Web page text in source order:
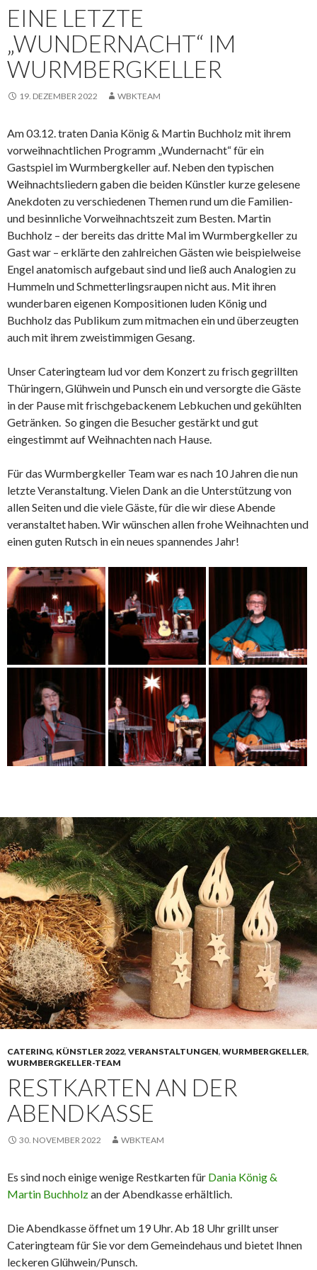
EINE LETZTE
„WUNDERNACHT“ IM
WURMBERGKELLER
19. DEZEMBER 2022 WBKTEAM
Am 03.12. traten Dania König & Martin Buchholz mit ihrem
vorweihnachtlichen Programm „Wundernacht“ für ein
Gastspiel im Wurmbergkeller auf. Neben den typischen
Weihnachtsliedern gaben die beiden Künstler kurze gelesene
Anekdoten zu verschiedenen Themen rund um die Familien-
und besinnliche Vorweihnachtszeit zum Besten. Martin
Buchholz – der bereits das dritte Mal im Wurmbergkeller zu
Gast war – erklärte den zahlreichen Gästen wie beispielweise
Engel anatomisch aufgebaut sind und ließ auch Analogien zu
Hummeln und Schmetterlingsraupen nicht aus. Mit ihren
wunderbaren eigenen Kompositionen luden König und
Buchholz das Publikum zum mitmachen ein und überzeugten
auch mit ihrem zweistimmigen Gesang.
Unser Cateringteam lud vor dem Konzert zu frisch gegrillten
Thüringern, Glühwein und Punsch ein und versorgte die Gäste
in der Pause mit frischgebackenem Lebkuchen und gekühlten
Getränken. So gingen die Besucher gestärkt und gut
eingestimmt auf Weihnachten nach Hause.
Für das Wurmbergkeller Team war es nach 10 Jahren die nun
letzte Veranstaltung. Vielen Dank an die Unterstützung von
allen Seiten und die viele Gäste, für die wir diese Abende
veranstaltet haben. Wir wünschen allen frohe Weihnachten und
einen guten Rutsch in ein neues spannendes Jahr!
CATERING, KÜNSTLER 2022, VERANSTALTUNGEN, WURMBERGKELLER,
WURMBERGKELLER-TEAM
RESTKARTEN AN DER
ABENDKASSE
30. NOVEMBER 2022 WBKTEAM
Es sind noch einige wenige Restkarten für Dania König &
Martin Buchholzan der Abendkasse erhältlich.
Die Abendkasse öffnet um 19 Uhr. Ab 18 Uhr grillt unser
Cateringteam für Sie vor dem Gemeindehaus und bietet Ihnen
leckeren Glühwein/Punsch.